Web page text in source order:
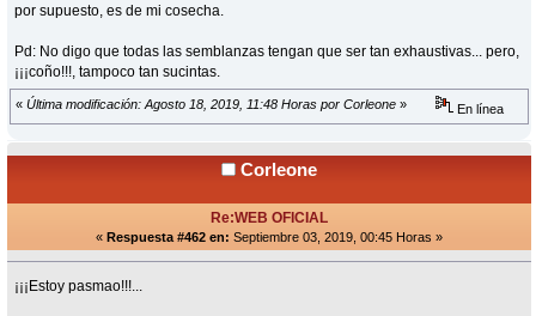
por supuesto, es de mi cosecha.
Pd: No digo que todas las semblanzas tengan que ser tan exhaustivas... pero,
¡¡¡coño!!!, tampoco tan sucintas.
« Última modificación: Agosto 18, 2019, 11:48 Horas por Corleone » En línea
Corleone
Re:WEB OFICIAL
« Respuesta #462 en: Septiembre 03, 2019, 00:45 Horas »
¡¡¡Estoy pasmao!!!...